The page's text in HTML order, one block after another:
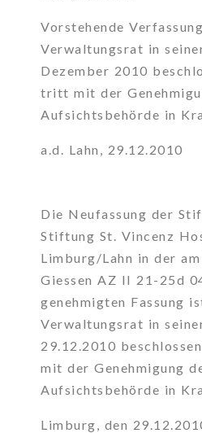
Vorstehende
Verwaltungsrat in
Dezember 2010
tritt mit der
Aufsichtsbehörde in
a.d. Lahn, 29.12.2010
Die Neufassung der
Stiftung St. Vincenz
Limburg/Lahn in der
Giessen AZ II 21-25d
genehmigten Fassung
Verwaltungsrat in
29.12.2010
mit der Genehmigung
Aufsichtsbehörde in
Limburg, den